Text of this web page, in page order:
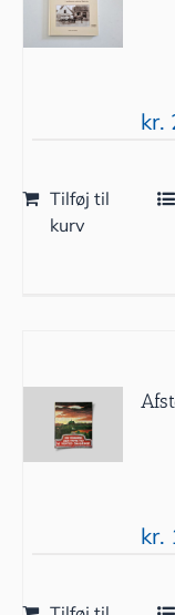
kr.
Tilføj til
kurv
kr.